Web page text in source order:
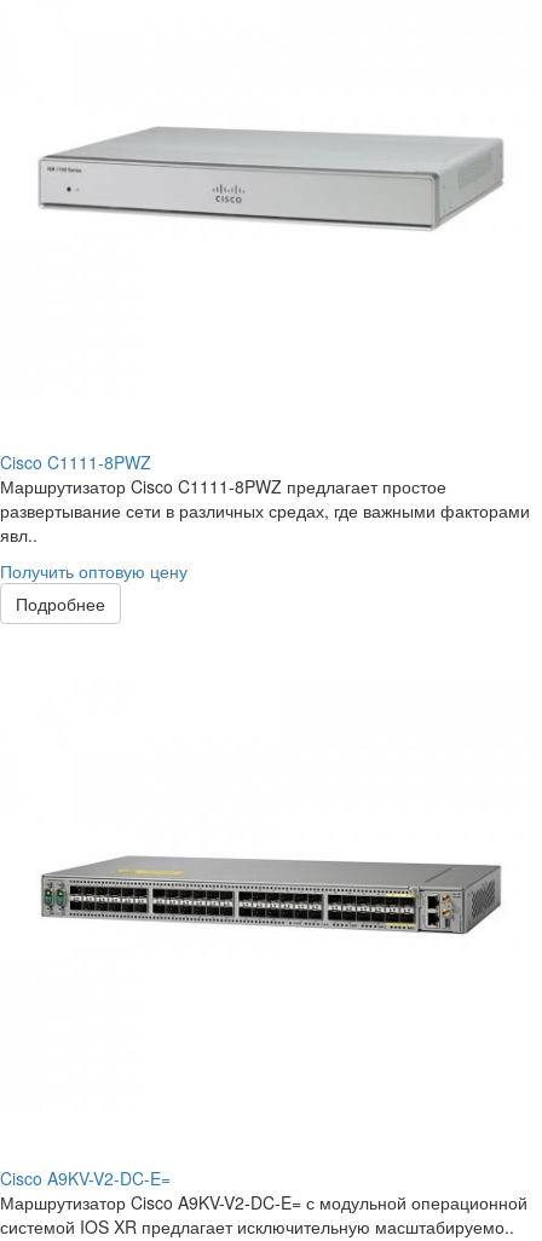
Cisco C1111-8PWZ
Маршрутизатор Cisco C1111-8PWZ предлагает простое
развертывание сети в различных средах, где важными факторами
явл..
Получить оптовую цену
Подробнее
Cisco A9KV-V2-DC-E=
Маршрутизатор Cisco A9KV-V2-DC-E= с модульной операционной
системой IOS XR предлагает исключительную масштабируемо..